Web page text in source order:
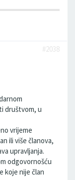
#2038
društvom, u
vrijeme
ili više članova,
upravljanja.
odgovornošću
koje nije član